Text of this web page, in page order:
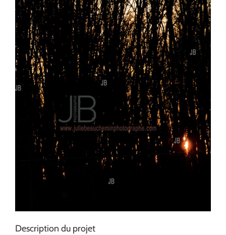
Description du projet